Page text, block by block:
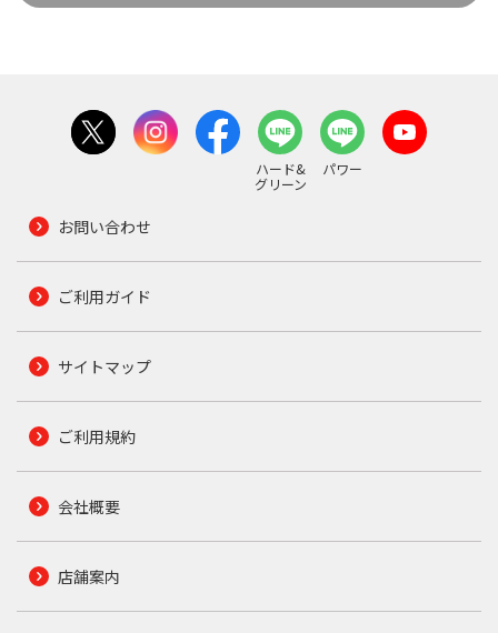
ハード&
グリーン
パワー
お問い合わせ
ご利用ガイド
サイトマップ
ご利用規約
会社概要
店舗案内